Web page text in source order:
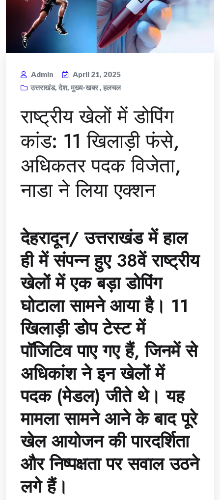
Admin
April 21, 2025
उत्तराखंड, देश, मुख्य-खबर, हलचल
राष्ट्रीय खेलों में डोपिंग
कांड: 11 खिलाड़ी फंसे,
अधिकतर पदक विजेता,
नाडा ने लिया एक्शन
देहरादून/ उत्तराखंड में हाल
ही में संपन्न हुए 38वें राष्ट्रीय
खेलों में एक बड़ा डोपिंग
घोटाला सामने आया है। 11
खिलाड़ी डोप टेस्ट में
पॉजिटिव पाए गए हैं, जिनमें से
अधिकांश ने इन खेलों में
पदक (मेडल) जीते थे। यह
मामला सामने आने के बाद पूरे
खेल आयोजन की पारदर्शिता
और निष्पक्षता पर सवाल उठने
लगे हैं।